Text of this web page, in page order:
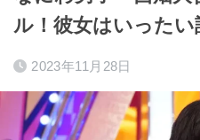
ル！彼女はいったい
2023年11月28日